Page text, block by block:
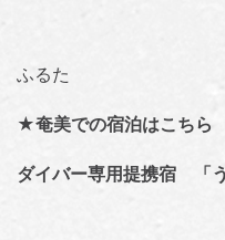
ふるた
★奄美での宿泊はこちら
ダイバー専用提携宿 「